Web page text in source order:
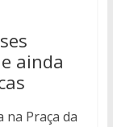
ainda
na Praça da